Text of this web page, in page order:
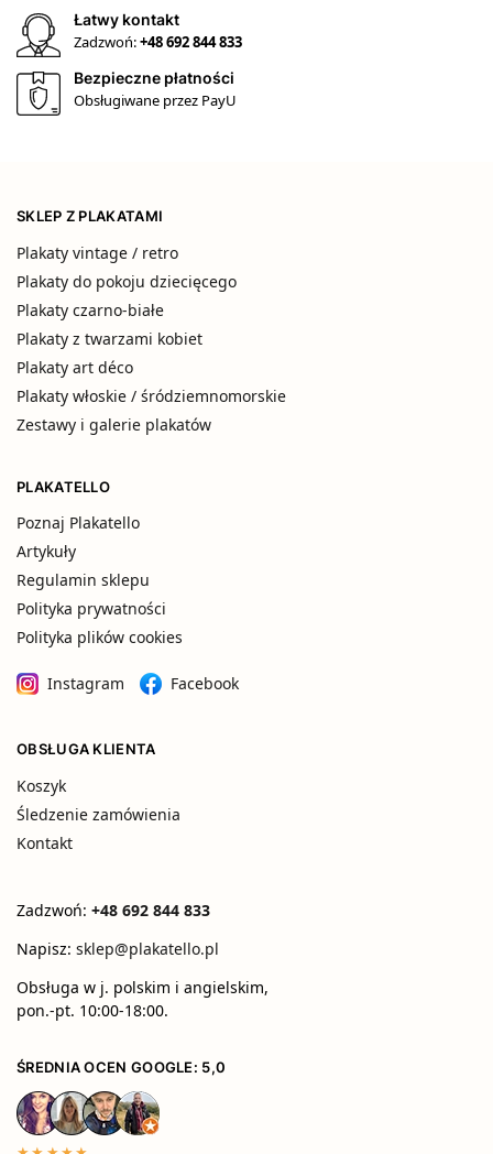
Łatwy kontakt
Zadzwoń:+48 692 844 833
Bezpieczne płatności
Obsługiwane przez PayU
SKLEP Z PLAKATAMI
Plakaty vintage / retro
Plakaty do pokoju dziecięcego
Plakaty czarno-białe
Plakaty z twarzami kobiet
Plakaty art déco
Plakaty włoskie / śródziemnomorskie
Zestawy i galerie plakatów
PLAKATELLO
Poznaj Plakatello
Artykuły
Regulamin sklepu
Polityka prywatności
Polityka plików cookies
Instagram Facebook
OBSŁUGA KLIENTA
Koszyk
Śledzenie zamówienia
Kontakt
Zadzwoń: +48 692 844 833
Napisz: sklep@plakatello.pl
Obsługa w j. polskim i angielskim,
pon.-pt. 10:00-18:00.
ŚREDNIA OCEN GOOGLE: 5,0